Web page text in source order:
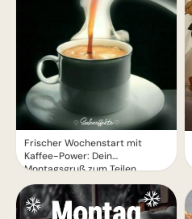
Frischer Wochenstart mit
Kaffee-Power: Dein
Montagsgruß zum Teilen